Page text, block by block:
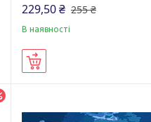
229,50 ₴ 255 ₴
В наявності